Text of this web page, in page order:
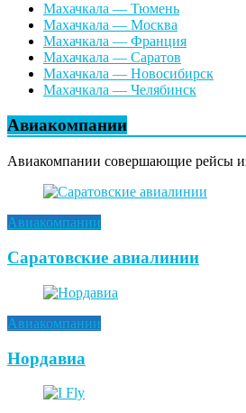
Махачкала — Тюмень
Махачкала — Москва
Махачкала — Франция
Махачкала — Саратов
Махачкала — Новосибирск
Махачкала — Челябинск
Авиакомпании
Авиакомпании совершающие рейсы
Авиакомпании
Саратовские авиалинии
Авиакомпании
Нордавиа